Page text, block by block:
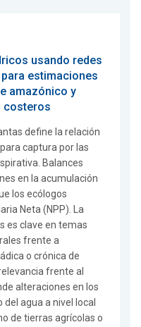
usando redes
estimaciones
amazónico y
costeros
define la relación
captura por las
Balances
en la acumulación
los ecólogos
Neta (NPP). La
es clave en temas
frente a
o crónica de
frente al
alteraciones en los
agua a nivel local
de tierras agrícolas o